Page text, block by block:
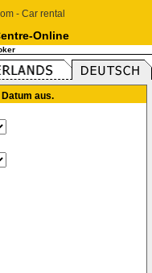
Online
aus.